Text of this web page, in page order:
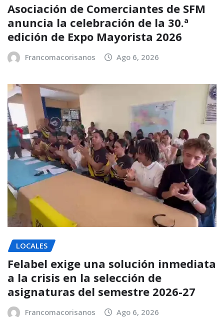
Asociación de Comerciantes de SFM
anuncia la celebración de la 30.ª
edición de Expo Mayorista 2026
Francomacorisanos Ago 6, 2026
LOCALES
Felabel exige una solución inmediata
a la crisis en la selección de
asignaturas del semestre 2026-27
Francomacorisanos Ago 6, 2026